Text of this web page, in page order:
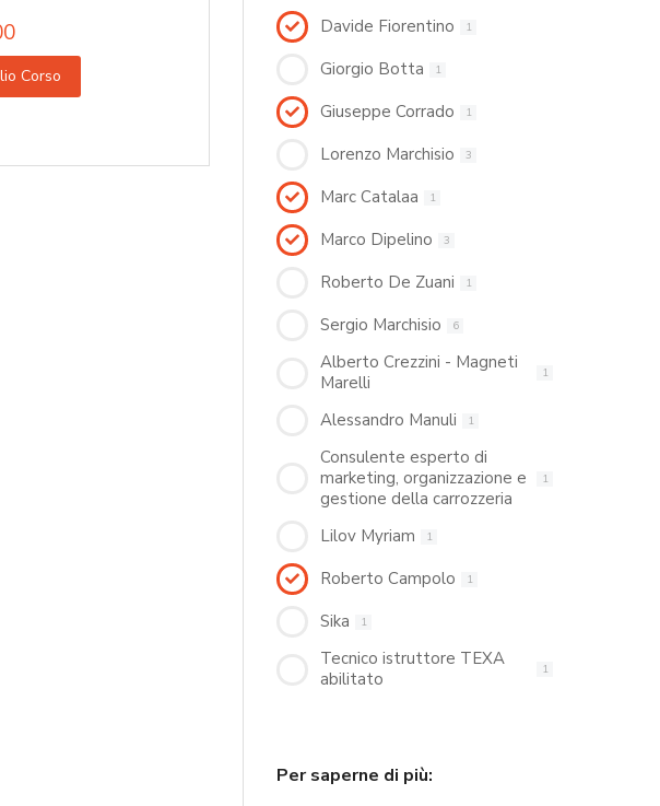
Corso
Davide Fiorentino 1
Giorgio Botta 1
Giuseppe Corrado 1
Lorenzo Marchisio 3
Marc Catalaa 1
Marco Dipelino 3
Roberto De Zuani 1
Sergio Marchisio 6
Alberto Crezzini - Magneti
Marelli
1
Alessandro Manuli 1
Consulente esperto di
marketing, organizzazione e
gestione della carrozzeria
1
Lilov Myriam 1
Roberto Campolo 1
Sika 1
Tecnico istruttore TEXA
abilitato
1
Per saperne di più: